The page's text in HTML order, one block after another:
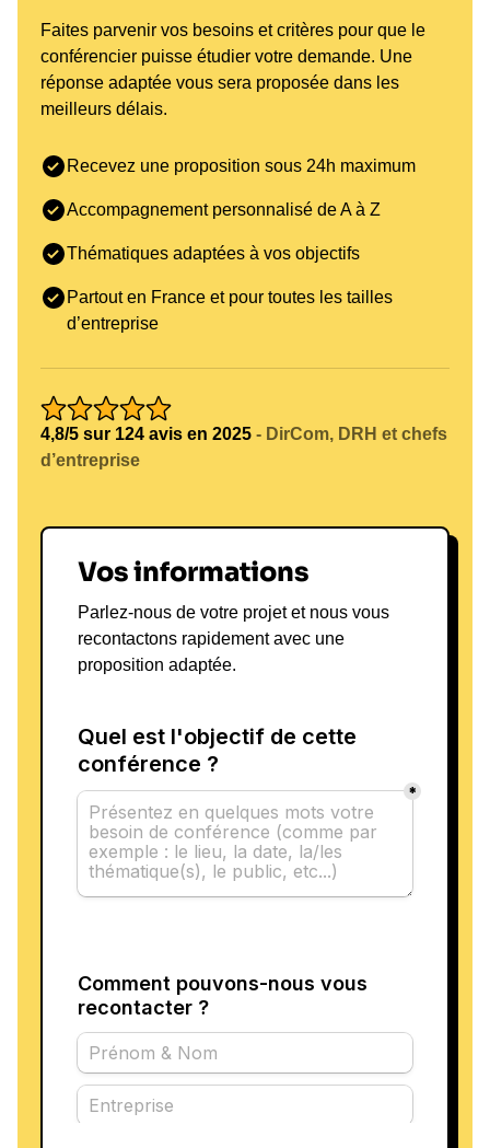
Faites parvenir vos besoins et critères pour que le
conférencier puisse étudier votre demande. Une
réponse adaptée vous sera proposée dans les
meilleurs délais.
Recevez une proposition sous 24h maximum
Accompagnement personnalisé de A à Z
Thématiques adaptées à vos objectifs
Partout en France et pour toutes les tailles
d’entreprise
4,8/5 sur 124 avis en 2025 - DirCom, DRH et chefs
d’entreprise
Vos informations
Parlez-nous de votre projet et nous vous
recontactons rapidement avec une
proposition adaptée.